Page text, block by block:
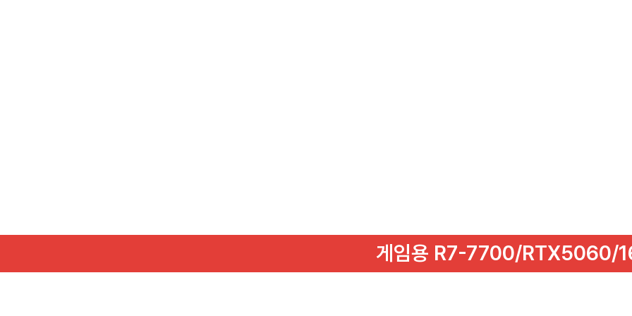
게임용 R7-7700/RTX5060/